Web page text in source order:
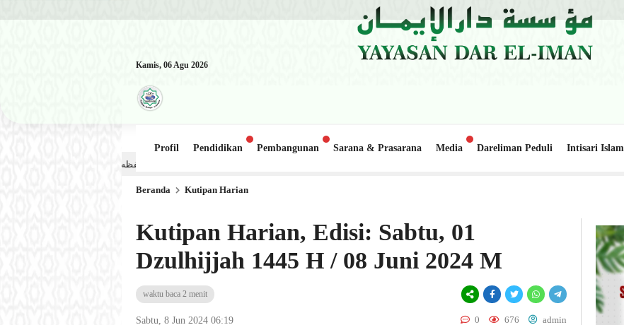
Kamis, 06 Agu 2026
Profil Pendidikan Pembangunan Sarana & Prasarana Media Dareliman Peduli Intisari Islam
Kajian Kitab: Ustadz Al Munawwir, Lc حفظه الله – Jumat, 31 Juli 2026 (Ba’da Maghrib) Masjid Al-Hakim Nanggalo Lapai
Beranda Kutipan Harian
Kutipan Harian, Edisi: Sabtu, 01
Dzulhijjah 1445 H / 08 Juni 2024 M
waktu baca 2 menit
Sabtu, 8 Jun 2024 06:19 0 676 admin